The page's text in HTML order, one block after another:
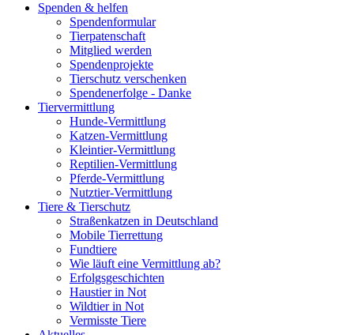
Spenden & helfen
Spendenformular
Tierpatenschaft
Mitglied werden
Spendenprojekte
Tierschutz verschenken
Spendenerfolge - Danke
Tiervermittlung
Hunde-Vermittlung
Katzen-Vermittlung
Kleintier-Vermittlung
Reptilien-Vermittlung
Pferde-Vermittlung
Nutztier-Vermittlung
Tiere & Tierschutz
Straßenkatzen in Deutschland
Mobile Tierrettung
Fundtiere
Wie läuft eine Vermittlung ab?
Erfolgsgeschichten
Haustier in Not
Wildtier in Not
Vermisste Tiere